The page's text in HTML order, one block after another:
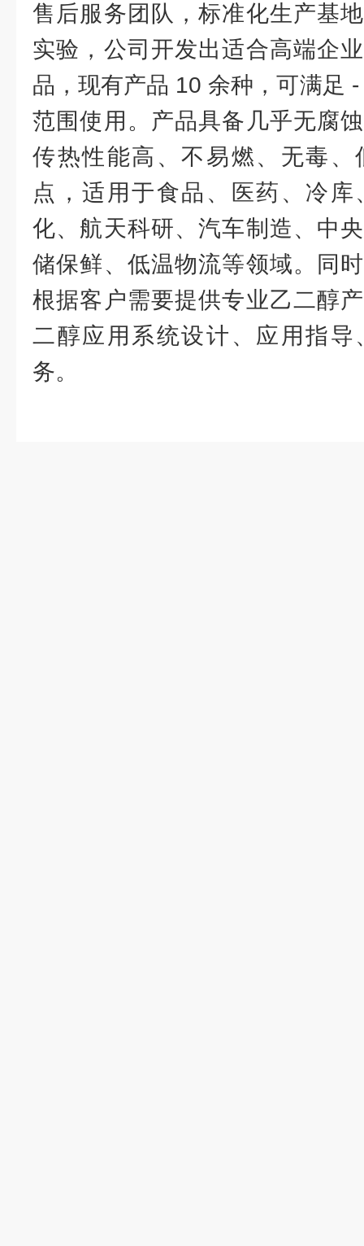
售后服务团队，标准化生产基
实验，公司开发出适合高端企
品，现有产品 10 余种，可满足
范围使用。产品具备几乎无腐
传热性能高、不易燃、无毒、
点，适用于食品、医药、冷
化、航天科研、汽车制造、中
储保鲜、低温物流等领域。同
根据客户需要提供专业乙二醇
二醇应用系统设计、应用指导
务。